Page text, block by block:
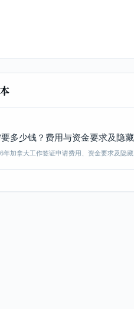
多少钱？费用与资金要求及隐
年加拿大工作签证申请费用、资金要求及隐藏